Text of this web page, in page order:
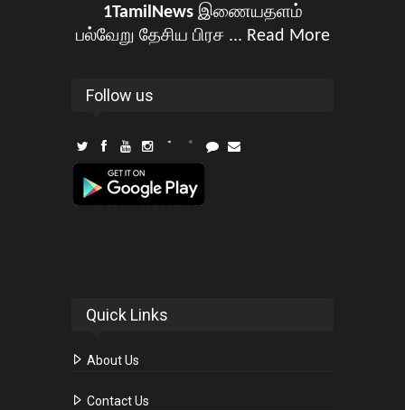
1TamilNewsஇணையதளம்
பல்வேறு தேசிய பிரச ... Read More
Follow us
Quick Links
About Us
Contact Us